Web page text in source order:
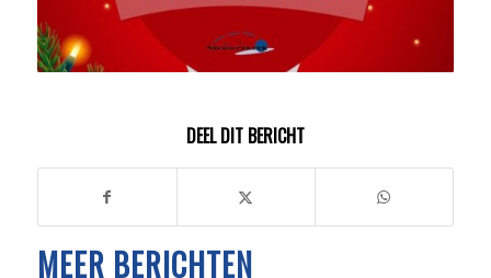
DEEL DIT BERICHT
MEER BERICHTEN